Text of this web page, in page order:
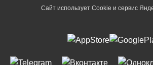
Сайт использует Cookie и сервиc